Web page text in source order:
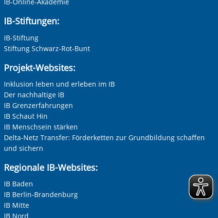
IB-Online-Akademie
IB-Stiftungen:
IB-Stiftung
Stiftung Schwarz-Rot-Bunt
Projekt-Websites:
Inklusion leben und erleben im IB
Der nachhaltige IB
IB Grenzerfahrungen
IB Schaut Hin
IB Menschsein stärken
Delta-Netz Transfer: Förderketten zur Grundbildung schaffen
und sichern
Regionale IB-Websites:
IB Baden
IB Berlin-Brandenburg
IB Mitte
IB Nord